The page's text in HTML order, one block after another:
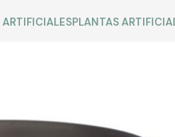
ARTIFICIALESPLANTAS